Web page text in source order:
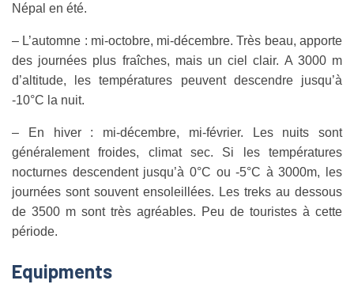
Népal en été.
– L’automne : mi-octobre, mi-décembre. Très beau, apporte
des journées plus fraîches, mais un ciel clair. A 3000 m
d’altitude, les températures peuvent descendre jusqu’à
-10°C la nuit.
– En hiver : mi-décembre, mi-février. Les nuits sont
généralement froides, climat sec. Si les températures
nocturnes descendent jusqu’à 0°C ou -5°C à 3000m, les
journées sont souvent ensoleillées. Les treks au dessous
de 3500 m sont très agréables. Peu de touristes à cette
période.
Equipments